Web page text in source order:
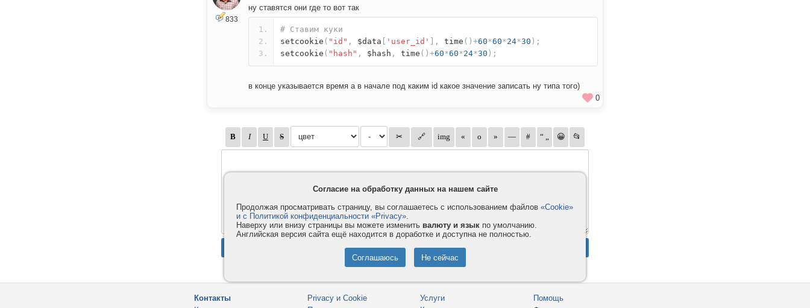
833
ну ставятся они где то вот так
# Ставим куки
setcookie ( "id" , $data 'user_id' ], time ()+60*60*24*30 );
setcookie ( "hash" , $hash , time ()+60*60*24*30 );
в конце указывается время а в начале под каким id какое значение записать ну типа того)
0
Контакты
Privacy и Cookie
Услуги
Помощь
Согласие на обработку данных на нашем сайте
Продолжая просматривать страницу, вы соглашаетесь с использованием файлов «Cookie»
и с Политикой конфиденциальности «Privacy».
Наверху или внизу страницы вы можете изменить валюту и язык по умолчанию.
Английская версия сайта ещё находится в доработке и доступна не полностью.